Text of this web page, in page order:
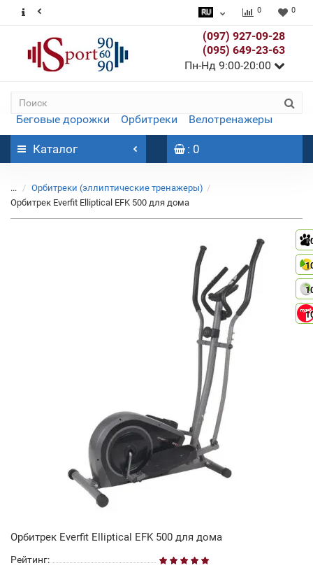
0 0
(097) 927-09-28
(095) 649-23-63
Пн-Нд 9:00-20:00
Беговые дорожки Орбитреки Велотренажеры
Каталог : 0
...
Орбитреки (эллиптические тренажеры)
Орбитрек Everfit Elliptical EFK 500 для дома
Орбитрек Everfit Elliptical EFK 500 для дома
Рейтинг: